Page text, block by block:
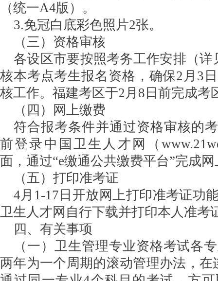
（统一A4版）。
3.免冠白底彩色照片2张。
（三）资格审核
各设区市要按照考务工作安排（详
核本考点考生报名资格，确保2月3
核工作。福建考区于2月8日前完成考
（四）网上缴费
符合报考条件并通过资格审核的
前登录中国卫生人才网（
面，通过“e缴通公共缴费平台”完成
（五）打印准考证
4月1-17日开放网上打印准考证功
卫生人才网自行下载并打印本人准考
四、有关事项
（一）卫生管理专业资格考试各
两年为一个周期的滚动管理办法，在